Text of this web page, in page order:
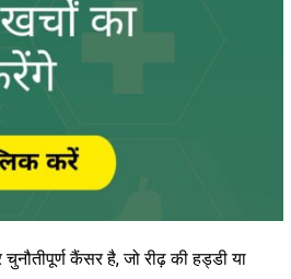
कैंसर है, जो रीढ़ की हड्डी या